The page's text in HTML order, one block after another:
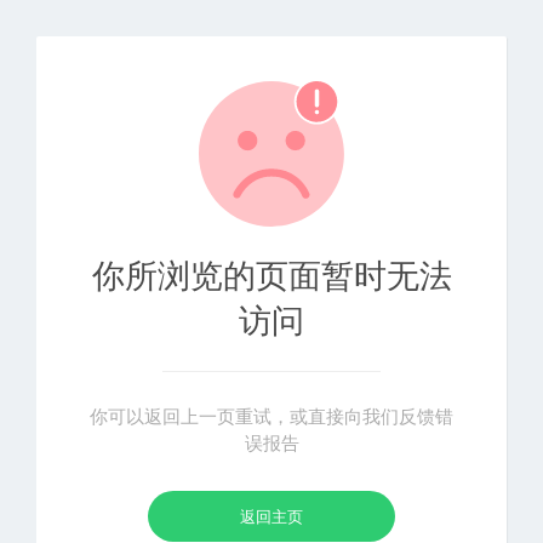
你所浏览的页面暂时无法
访问
你可以返回上一页重试，或直接向我们反馈错
误报告
返回主页